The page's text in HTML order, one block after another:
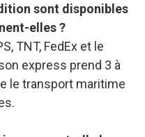
sont disponibles
elles ?
TNT, FedEx et le
express prend 3 à
le transport maritime